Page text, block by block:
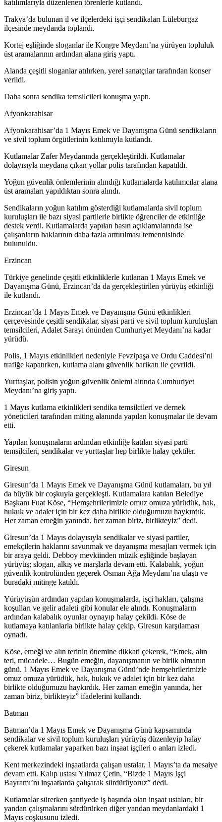
katılımlarıyla düzenlenen törenlerle kutlandı.
Trakya’da bulunan il ve ilçelerdeki işçi sendikaları Lüleburgaz
ilçesinde meydanda toplandı.
Kortej eşliğinde sloganlar ile Kongre Meydanı’na yürüyen topluluk
üst aramalarının ardından alana giriş yaptı.
Alanda çeşitli sloganlar atılırken, yerel sanatçılar tarafından konser
verildi.
Daha sonra sendika temsilcileri konuşma yaptı.
Afyonkarahisar
Afyonkarahisar’da 1 Mayıs Emek ve Dayanışma Günü sendikaların
ve sivil toplum örgütlerinin katılımıyla kutlandı.
Kutlamalar Zafer Meydanında gerçekleştirildi. Kutlamalar
dolayısıyla meydana çıkan yollar polis tarafından kapatıldı.
Yoğun güvenlik önlemlerinin alındığı kutlamalarda katılımcılar alana
üst aramaları yapıldıktan sonra alındı.
Sendikaların yoğun katılım gösterdiği kutlamalarda sivil toplum
kuruluşları ile bazı siyasi partilerle birlikte öğrenciler de etkinliğe
destek verdi. Kutlamalarda yapılan basın açıklamalarında ise
çalışanların haklarının daha fazla arttırılması temennisinde
bulunuldu.
Erzincan
Türkiye genelinde çeşitli etkinliklerle kutlanan 1 Mayıs Emek ve
Dayanışma Günü, Erzincan’da da gerçekleştirilen yürüyüş etkinliği
ile kutlandı.
Erzincan’da 1 Mayıs Emek ve Dayanışma Günü etkinlikleri
çerçevesinde çeşitli sendikalar, siyasi parti ve sivil toplum kuruluşları
temsilcileri, Adalet Sarayı önünden Cumhuriyet Meydanı’na kadar
yürüdü.
Polis, 1 Mayıs etkinlikleri nedeniyle Fevzipaşa ve Ordu Caddesi’ni
trafiğe kapatırken, kutlama alanı güvenlik barikatı ile çevrildi.
Yurttaşlar, polisin yoğun güvenlik önlemi altında Cumhuriyet
Meydanı’na giriş yaptı.
1 Mayıs kutlama etkinlikleri sendika temsilcileri ve dernek
yöneticileri tarafından miting alanında yapılan konuşmalar ile devam
etti.
Yapılan konuşmaların ardından etkinliğe katılan siyasi parti
temsilcileri, sendikalar ve yurttaşlar hep birlikte halay çektiler.
Giresun
Giresun’da 1 Mayıs Emek ve Dayanışma Günü kutlamaları, bu yıl
da büyük bir coşkuyla gerçekleşti. Kutlamalara katılan Belediye
Başkanı Fuat Köse, “Hemşehrilerimizle omuz omuza yürüdük, hak,
hukuk ve adalet için bir kez daha birlikte olduğumuzu haykırdık.
Her zaman emeğin yanında, her zaman biriz, birlikteyiz” dedi.
Giresun’da 1 Mayıs dolayısıyla sendikalar ve siyasi partiler,
emekçilerin haklarını savunmak ve dayanışma mesajları vermek için
bir araya geldi. Debboy mevkiinden müzik eşliğinde başlayan
yürüyüş; slogan, alkış ve marşlarla devam etti. Kalabalık, yoğun
güvenlik kontrolünden geçerek Osman Ağa Meydanı’na ulaştı ve
buradaki mitinge katıldı.
Yürüyüşün ardından yapılan konuşmalarda, işçi hakları, çalışma
koşulları ve gelir adaleti gibi konular ele alındı. Konuşmaların
ardından kalabalık oyunlar oynayıp halay çekildi. Köse de
kutlamaya katılanlarla birlikte halay çekip, Giresun karşılaması
oynadı.
Köse, emeği ve alın terinin önemine dikkati çekerek, “Emek, alın
teri, mücadele… Bugün emeğin, dayanışmanın ve birlik olmanın
günü. 1 Mayıs Emek ve Dayanışma Günü’nde hemşehrilerimizle
omuz omuza yürüdük, hak, hukuk ve adalet için bir kez daha
birlikte olduğumuzu haykırdık. Her zaman emeğin yanında, her
zaman biriz, birlikteyiz” ifadelerini kullandı.
Batman
Batman’da 1 Mayıs Emek ve Dayanışma Günü kapsamında
sendikalar ve sivil toplum kuruluşları yürüyüş düzenleyip halay
çekerek kutlamalar yaparken bazı inşaat işçileri o anları izledi.
Kent merkezindeki inşaatlarda çalışan ustalar, 1 Mayıs’ta da mesaiye
devam etti. Kalıp ustası Yılmaz Çetin, “Bizde 1 Mayıs İşçi
Bayramı’nı inşaatlarda çalışarak sürdürüyoruz” dedi.
Kutlamalar sürerken şantiyede iş başında olan inşaat ustaları, bir
yandan çalışmalarını sürdürürken diğer yandan meydanlardaki 1
Mayıs coşkusunu izledi.